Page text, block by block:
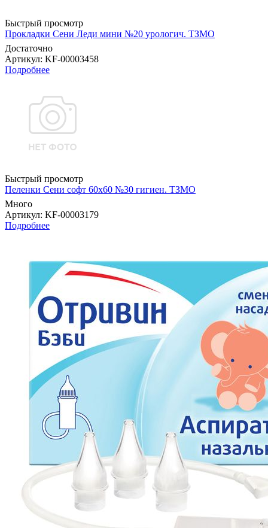
Быстрый просмотр
Прокладки Сени Леди мини №20 урологич. ТЗМО
Достаточно
Артикул: KF-00003458
Подробнее
Быстрый просмотр
Пеленки Сени софт 60х60 №30 гигиен. ТЗМО
Много
Артикул: KF-00003179
Подробнее